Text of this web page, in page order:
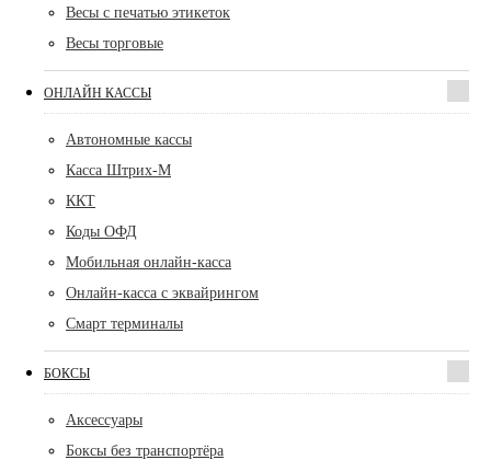
Весы с печатью этикеток
Весы торговые
ОНЛАЙН КАССЫ
Автономные кассы
Касса Штрих-М
ККТ
Коды ОФД
Мобильная онлайн-касса
Онлайн-касса с эквайрингом
Смарт терминалы
БОКСЫ
Аксессуары
Боксы без транспортёра